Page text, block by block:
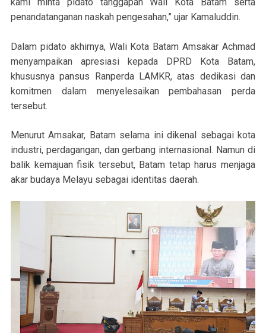
penandatanganan naskah pengesahan,” ujar Kamaluddin.
Dalam pidato akhirnya, Wali Kota Batam Amsakar Achmad
menyampaikan apresiasi kepada DPRD Kota Batam,
khususnya pansus Ranperda LAMKR, atas dedikasi dan
komitmen dalam menyelesaikan pembahasan perda
tersebut.
Menurut Amsakar, Batam selama ini dikenal sebagai kota
industri, perdagangan, dan gerbang internasional. Namun di
balik kemajuan fisik tersebut, Batam tetap harus menjaga
akar budaya Melayu sebagai identitas daerah.